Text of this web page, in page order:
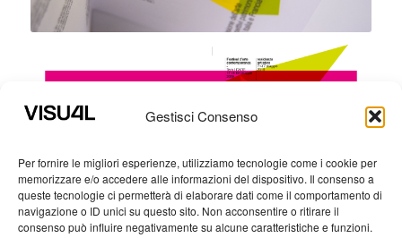
Gestisci Consenso
Per fornire le migliori esperienze, utilizziamo tecnologie come i cookie per
memorizzare e/o accedere alle informazioni del dispositivo. Il consenso a
queste tecnologie ci permetterà di elaborare dati come il comportamento di
navigazione o ID unici su questo sito. Non acconsentire o ritirare il
consenso può influire negativamente su alcune caratteristiche e funzioni.